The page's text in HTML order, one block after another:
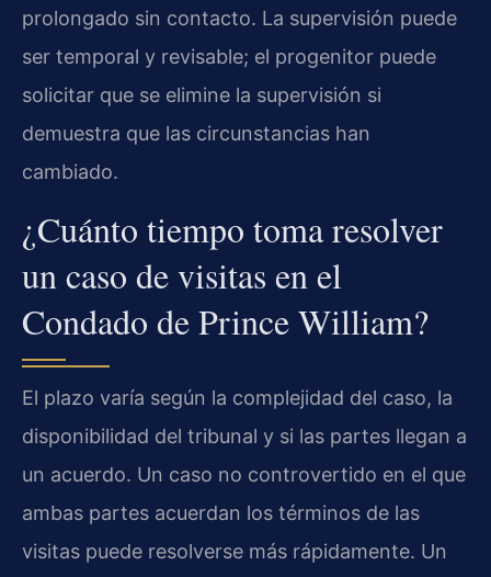
prolongado sin contacto. La supervisión puede
ser temporal y revisable; el progenitor puede
solicitar que se elimine la supervisión si
demuestra que las circunstancias han
cambiado.
¿Cuánto tiempo toma resolver
un caso de visitas en el
Condado de Prince William?
El plazo varía según la complejidad del caso, la
disponibilidad del tribunal y si las partes llegan a
un acuerdo. Un caso no controvertido en el que
ambas partes acuerdan los términos de las
visitas puede resolverse más rápidamente. Un